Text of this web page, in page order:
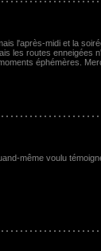
l'après-midi et la
les routes enneigées
éphémères.
même voulu